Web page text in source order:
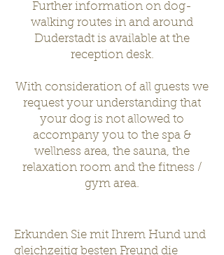
Further information on dog-
walking routes in and around
Duderstadt is available at the
reception desk.
With consideration of all guests we
request your understanding that
your dog is not allowed to
accompany you to the spa &
wellness area, the sauna, the
relaxation room and the fitness /
gym area.
Erkunden Sie mit Ihrem Hund und
gleichzeitig besten Freund die